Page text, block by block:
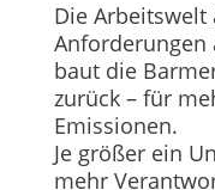
Die
Anforderungen
baut die
zurück – für
Emissionen.
Je größer ein
mehr